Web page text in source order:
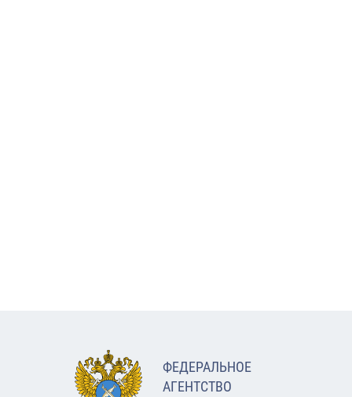
ФЕДЕРАЛЬНОЕ
АГЕНТСТВО